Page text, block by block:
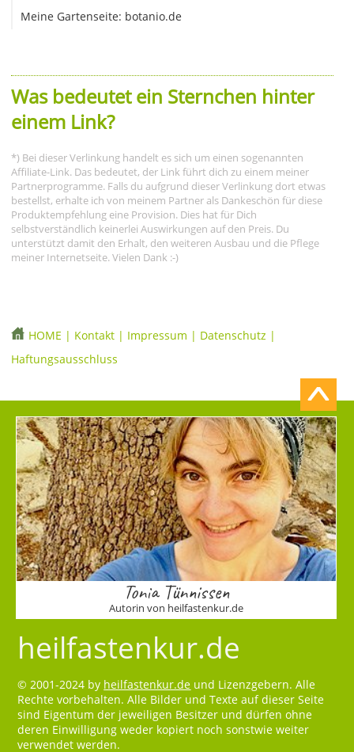
Meine Gartenseite: botanio.de
Was bedeutet ein Sternchen hinter
einem Link?
*) Bei dieser Verlinkung handelt es sich um einen sogenannten
Affiliate-Link. Das bedeutet, der Link führt dich zu einem meiner
Partnerprogramme. Falls du aufgrund dieser Verlinkung dort etwas
bestellst, erhalte ich von meinem Partner als Dankeschön für diese
Produktempfehlung eine Provision. Dies hat für Dich
selbstverständlich keinerlei Auswirkungen auf den Preis. Du
unterstützt damit den Erhalt, den weiteren Ausbau und die Pflege
meiner Internetseite. Vielen Dank :-)
HOME | Kontakt | Impressum | Datenschutz |
Haftungsausschluss
Tonia Tünnissen
Autorin von heilfastenkur.de
heilfastenkur.de
© 2001-2024 by heilfastenkur.de und Lizenzgebern. Alle
Rechte vorbehalten. Alle Bilder und Texte auf dieser Seite
sind Eigentum der jeweiligen Besitzer und dürfen ohne
deren Einwilligung weder kopiert noch sonstwie weiter
verwendet werden.